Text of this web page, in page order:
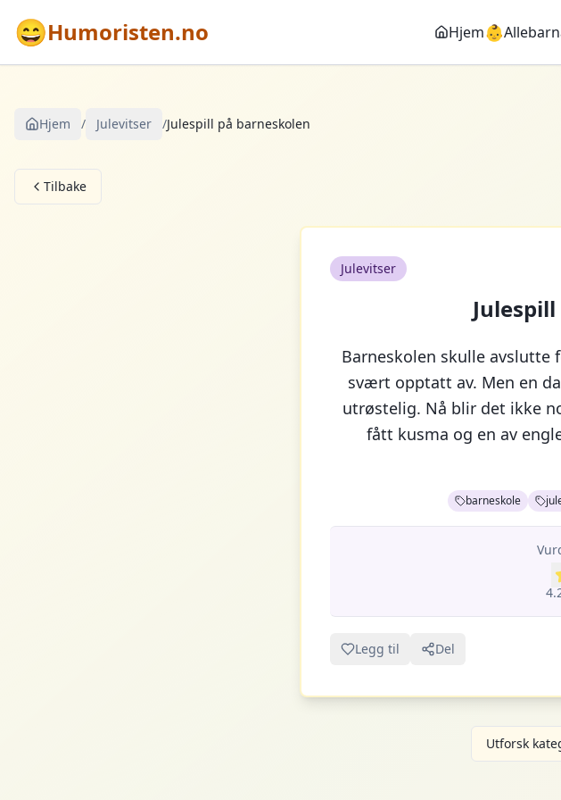
😄Humoristen.no Hjem👶
Hjem / Julevitser /Julespill på barneskolen
Tilbake
Julevitser
Barneskolen skulle
svært opptatt av. Men en
utrøstelig. Nå blir det ikke
fått kusma og en av
barneskole
Legg til Del
Utforsk